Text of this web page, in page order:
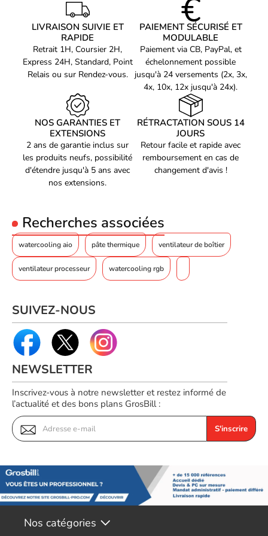
LIVRAISON SUIVIE ET
RAPIDE
Retrait 1H, Coursier 2H,
Express 24H, Standard, Point
Relais ou sur Rendez-vous.
PAIEMENT SÉCURISÉ ET
MODULABLE
Paiement via CB, PayPal, et
échelonnement possible
jusqu'à 24 versements (2x, 3x,
4x, 10x, 12x jusqu'à 24x).
NOS GARANTIES ET
EXTENSIONS
2 ans de garantie inclus sur
les produits neufs, possibilité
d'étendre jusqu'à 5 ans avec
nos extensions.
RÉTRACTATION SOUS 14
JOURS
Retour facile et rapide avec
remboursement en cas de
changement d'avis !
Recherches associées
watercooling aio pâte thermique ventilateur de boîtier
ventilateur processeur watercooling rgb
SUIVEZ-NOUS
NEWSLETTER
Inscrivez-vous à notre newsletter et restez informé de
l’actualité et des bons plans GrosBill :
S'inscrire
Nos catégories